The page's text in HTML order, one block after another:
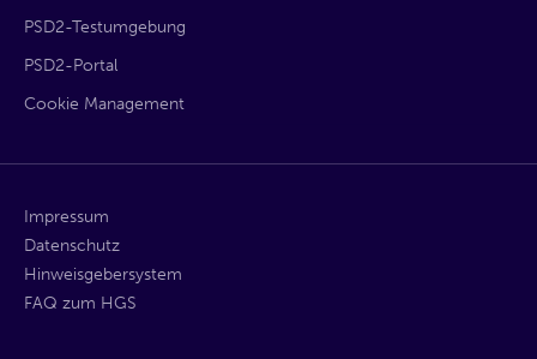
PSD2-Testumgebung
PSD2-Portal
Cookie Management
Impressum
Datenschutz
Hinweisgebersystem
FAQ zum HGS